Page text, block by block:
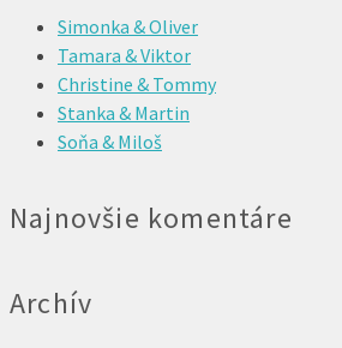
Simonka & Oliver
Tamara & Viktor
Christine & Tommy
Stanka & Martin
Soňa & Miloš
Najnovšie komentáre
Archív